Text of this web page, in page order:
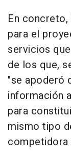
En
para el
servicios
de los que,
"se apoderó
información
para
mismo tipo
competidora